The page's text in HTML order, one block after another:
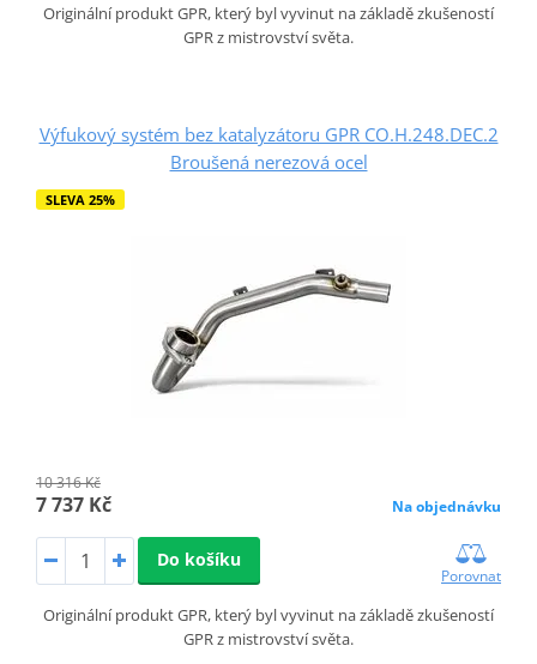
Originální produkt GPR, který byl vyvinut na základě zkušeností
GPR z mistrovství světa.
Výfukový systém bez katalyzátoru GPR CO.H.248.DEC.2
Broušená nerezová ocel
SLEVA 25%
10 316 Kč
7 737 Kč Na objednávku
Do košíku
Porovnat
Originální produkt GPR, který byl vyvinut na základě zkušeností
GPR z mistrovství světa.